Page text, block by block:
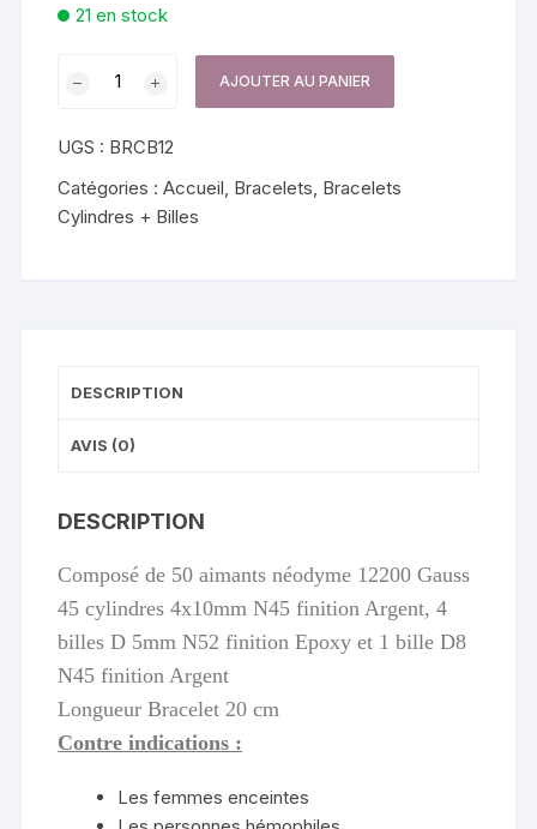
21 en stock
AJOUTER AU PANIER
UGS : BRCB12
Catégories :Accueil, Bracelets, Bracelets
Cylindres + Billes
DESCRIPTION
AVIS (0)
DESCRIPTION
Composé de 50 aimants néodyme 12200 Gauss
45 cylindres 4x10mm N45 finition Argent, 4
billes D 5mm N52 finition Epoxy et 1 bille D8
N45 finition Argent
Longueur Bracelet 20 cm
Contre indications :
Les femmes enceintes